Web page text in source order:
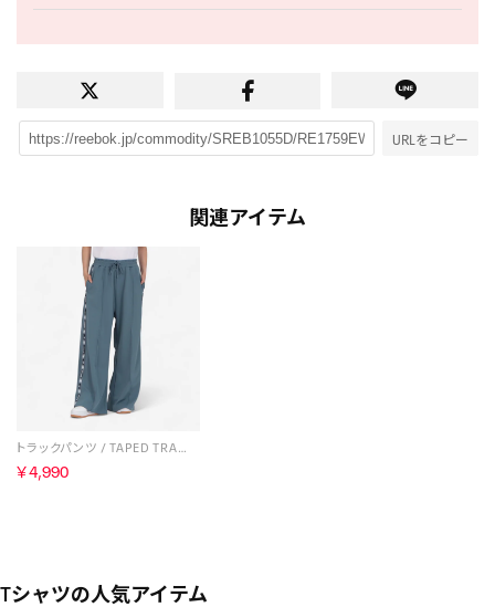
URLをコピー
関連アイテム
トラックパンツ / TAPED TRACK PANT （クリアブルー）
￥4,990
Tシャツの人気アイテム